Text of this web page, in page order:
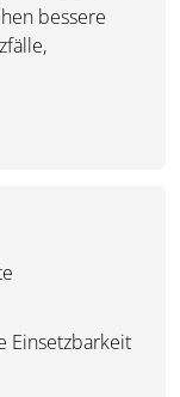
bessere
Einsetzbarkeit